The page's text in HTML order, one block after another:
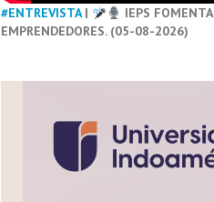
#ENTREVISTA|
IEPS FOMENTA
EMPRENDEDORES. (05-08-2026)